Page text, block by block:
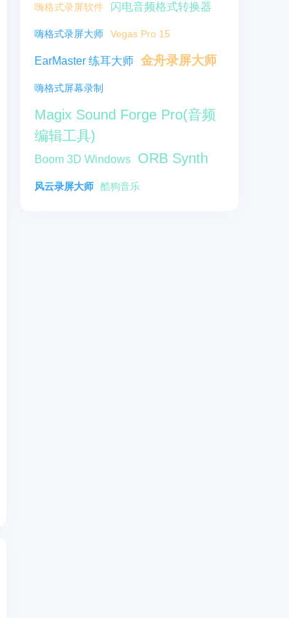
嗨格式录屏软件 闪电音频格式转换器
嗨格式录屏大师 Vegas Pro 15
EarMaster 练耳大师 金舟录屏大师
嗨格式屏幕录制
Magix Sound Forge Pro(音频
编辑工具)
Boom 3D Windows ORB Synth
风云录屏大师 酷狗音乐